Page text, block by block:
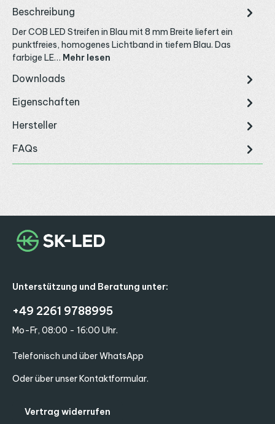
Beschreibung
Der COB LED Streifen in Blau mit 8 mm Breite liefert ein
punktfreies, homogenes Lichtband in tiefem Blau. Das
farbige LE… Mehr lesen
Downloads
Eigenschaften
Hersteller
FAQs
Unterstützung und Beratung unter:
+49 2261 9788995
Mo-Fr, 08:00 - 16:00 Uhr.
Telefonisch und über WhatsApp
Oder über unserKontaktformular.
Vertrag widerrufen